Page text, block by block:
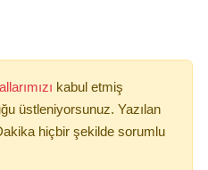
kabul etmiş
üstleniyorsunuz. Yazılan
hiçbir şekilde sorumlu